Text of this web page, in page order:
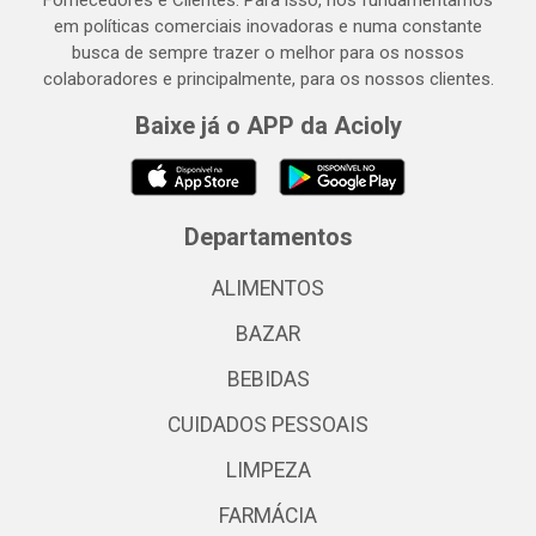
em políticas comerciais inovadoras e numa constante
busca de sempre trazer o melhor para os nossos
colaboradores e principalmente, para os nossos clientes.
Baixe já o APP da Acioly
Departamentos
ALIMENTOS
BAZAR
BEBIDAS
CUIDADOS PESSOAIS
LIMPEZA
FARMÁCIA